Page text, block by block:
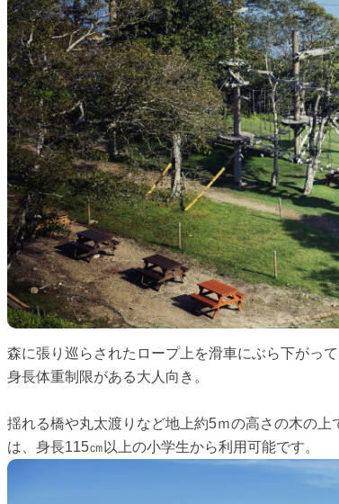
森に張り巡らされたロープ上を滑車にぶら下がっ
身長体重制限がある大人向き。
揺れる橋や丸太渡りなど地上約5ｍの高さの木の
は、身長115㎝以上の小学生から利用可能です。